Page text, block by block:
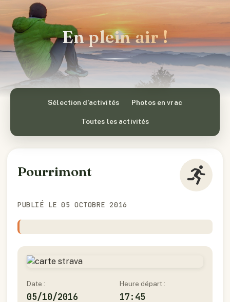
En plein air !
Sélection d’activités Photos en vrac
Toutes les activités
Pourrimont
PUBLIÉ LE 05 OCTOBRE 2016
Date :
05/10/2016
Heure départ :
17:45